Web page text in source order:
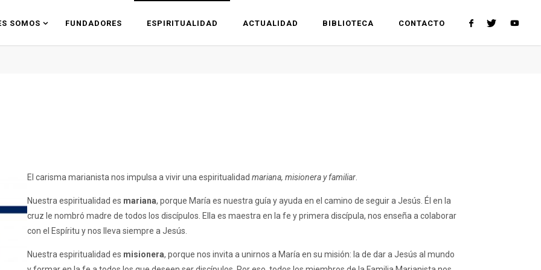
SOMOS FUNDADORES ESPIRITUALIDAD ACTUALIDAD BIBLIOTECA CONTACTO
El carisma marianista nos impulsa a vivir una espiritualidad mariana, misionera y familiar.
Nuestra espiritualidad es mariana, porque María es nuestra guía y ayuda en el camino de seguir a Jesús. Él en la
cruz le nombró madre de todos los discípulos. Ella es maestra en la fe y primera discípula, nos enseña a colaborar
con el Espíritu y nos lleva siempre a Jesús.
Nuestra espiritualidad es misionera, porque nos invita a unirnos a María en su misión: la de dar a Jesús al mundo